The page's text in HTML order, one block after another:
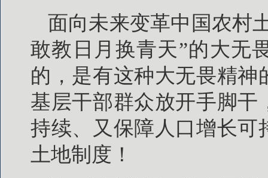
面向未来变革中国农村
敢教日月换青天”的大无
的，是有这种大无畏精
基层干部群众放开手脚
持续、又保障人口增长可
土地制度！